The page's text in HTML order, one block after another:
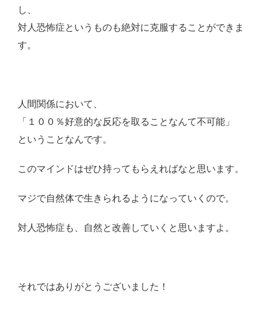
し、
対人恐怖症というものも絶対に克服することができま
す。
人間関係において、
「１００％好意的な反応を取ることなんて不可能」
ということなんです。
このマインドはぜひ持ってもらえればなと思います。
マジで自然体で生きられるようになっていくので。
対人恐怖症も、自然と改善していくと思いますよ。
それではありがとうございました！